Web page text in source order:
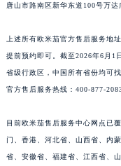
唐山市路南区新华东道100号万
上述所有欧米茄官方售后服务地
提前预约即可。截至2026年6月1
省级行政区，中国所有省份均可
官方售后服务热线：400-877-
目前欧米茄售后服务中心网点已
门、香港、河北省、山西省、内
省、安徽省、福建省、江西省、